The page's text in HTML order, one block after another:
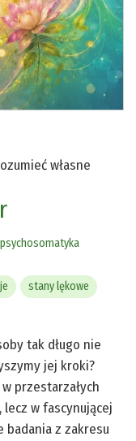
własne
psychosomatyka
stany lękowe
tak długo nie
jej kroki?
przestarzałych
w fascynującej
badania z zakresu